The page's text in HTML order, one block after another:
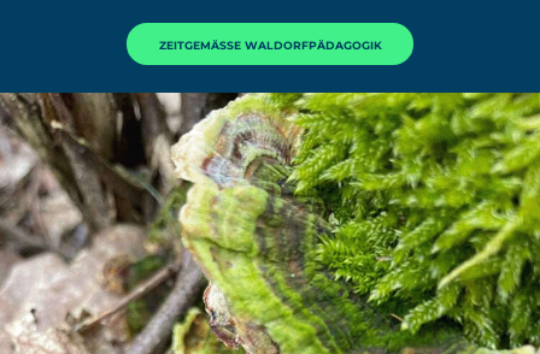
ZEITGEMÄSSE WALDORFPÄDAGOGIK